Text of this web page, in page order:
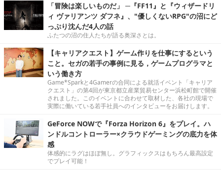
「冒険は楽しいものだ」 ─『FF11』と『ウィザードリ
ィ ヴァリアンツ ダフネ』、"優しくないRPG"の沼にど
っぷり沈んだ4人の話
ふたつの沼の住人たちが語る奥深さとは。
【キャリアクエスト】ゲーム作りを仕事にするという
こと。セガの若手の事例に見る，ゲームプログラマと
いう働き方
Game*Sparkと4Gamerの合同による就活イベント「キャリア
クエスト」の第4回が東京都立産業貿易センター浜松町館で開催
されました。このイベントに合わせて取材した、各社の現場で
実際に働いている若手社員へのインタビューをお届けします。
GeForce NOWで『Forza Horizon 6』をプレイ。ハ
ンドルコントローラー×クラウドゲーミングの底力を体
感
体感的にラグはほぼ無し。グラフィックスはもちろん最高設定
でプレイ可能！